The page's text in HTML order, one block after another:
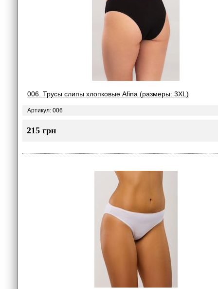
006. Трусы слипы хлопковые Afina (размеры: 3XL)
Артикул: 006
215 грн